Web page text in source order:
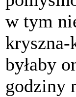
w tym
byłaby
godziny